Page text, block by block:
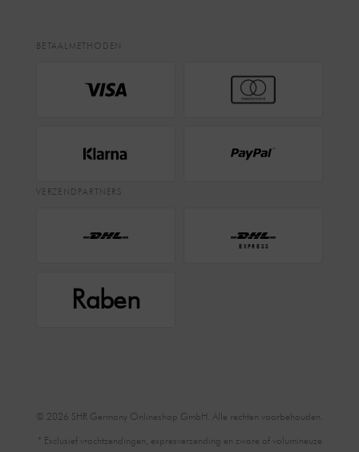
BETAALMETHODEN
VERZENDPARTNERS
EXPRESS
Raben
© 2026 SHR Germany Onlineshop GmbH. Alle rechten voorbehouden.
* Exclusief vrachtzendingen, expresverzending en zware of volumineuze